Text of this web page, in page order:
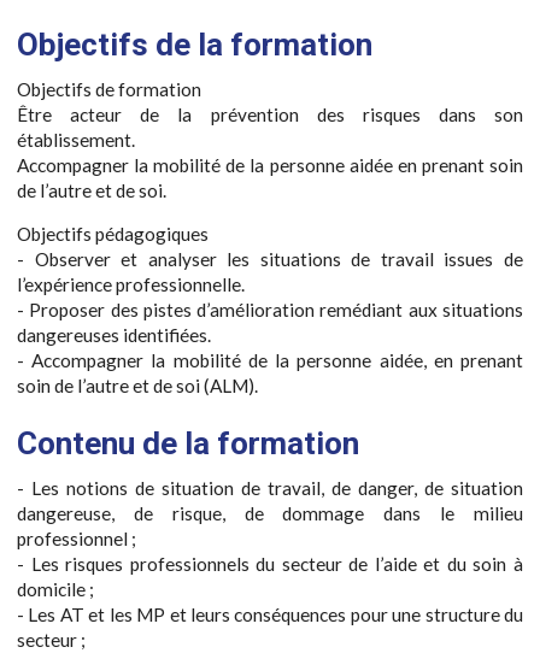
Objectifs de la formation
Objectifs de formation
Être acteur de la prévention des risques dans son
établissement.
Accompagner la mobilité de la personne aidée en prenant soin
de l’autre et de soi.
Objectifs pédagogiques
- Observer et analyser les situations de travail issues de
l’expérience professionnelle.
- Proposer des pistes d’amélioration remédiant aux situations
dangereuses identifiées.
- Accompagner la mobilité de la personne aidée, en prenant
soin de l’autre et de soi (ALM).
Contenu de la formation
- Les notions de situation de travail, de danger, de situation
dangereuse, de risque, de dommage dans le milieu
professionnel ;
- Les risques professionnels du secteur de l’aide et du soin à
domicile ;
- Les AT et les MP et leurs conséquences pour une structure du
secteur ;